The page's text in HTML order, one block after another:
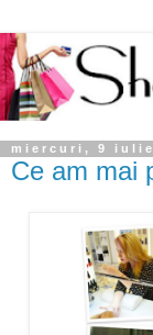
miercuri, 9 iulie
Ce am mai